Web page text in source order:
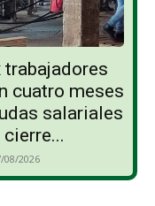
cuatro meses
salariales
08/2026